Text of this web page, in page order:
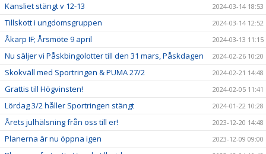
Kansliet stängt v 12-13 2024-03-14 18:53
Tillskott i ungdomsgruppen 2024-03-14 12:52
Åkarp IF; Årsmöte 9 april 2024-03-13 11:15
Nu säljer vi Påskbingolotter till den 31 mars, Påskdagen 2024-02-26 10:20
Skokväll med Sportringen & PUMA 27/2 2024-02-21 14:48
Grattis till Högvinsten! 2024-02-05 11:41
Lördag 3/2 håller Sportringen stängt 2024-01-22 10:28
Årets julhälsning från oss till er! 2023-12-20 14:48
Planerna är nu öppna igen 2023-12-09 09:00